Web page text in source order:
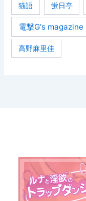
猫語 蛍日亭
電撃G's magazine
高野麻里佳